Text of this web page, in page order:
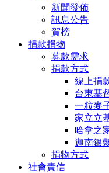
新聞發佈
訊息公告
賀榜
捐款捐物
募款需求
捐款方式
線上捐
台東基
一粒麥
家立立
哈拿之
迦南銀
捐物方式
社會責信